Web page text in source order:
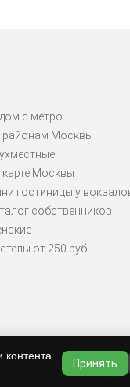
с метро
районам Москвы
карте Москвы
гостиницы у
собственников
от 250 руб.
Принять